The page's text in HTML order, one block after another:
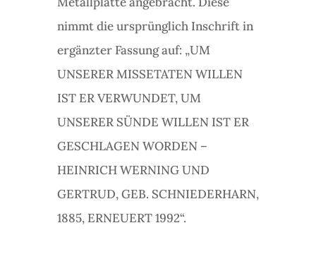
nimmt die ursprünglich Inschrift in
ergänzter Fassung auf: „UM
UNSERER MISSETATEN WILLEN
IST ER VERWUNDET, UM
UNSERER SÜNDE WILLEN IST ER
GESCHLAGEN WORDEN –
HEINRICH WERNING UND
GERTRUD, GEB. SCHNIEDERHARN,
1885, ERNEUERT 1992“.